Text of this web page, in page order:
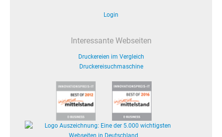
Login
Interessante Webseiten
Druckereien im Vergleich
Druckereisuchmaschine